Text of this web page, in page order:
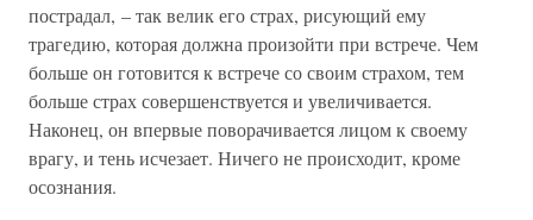
пострадал, – так велик его страх, рисующий ему
трагедию, которая должна произойти при встрече. Чем
больше он готовится к встрече со своим страхом, тем
больше страх совершенствуется и увеличивается.
Наконец, он впервые поворачивается лицом к своему
врагу, и тень исчезает. Ничего не происходит, кроме
осознания.